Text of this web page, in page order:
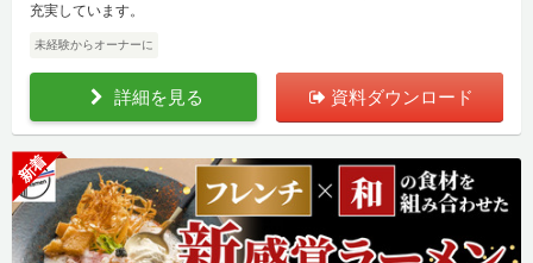
充実しています。
未経験からオーナーに
詳細を見る 資料ダウンロード
新着